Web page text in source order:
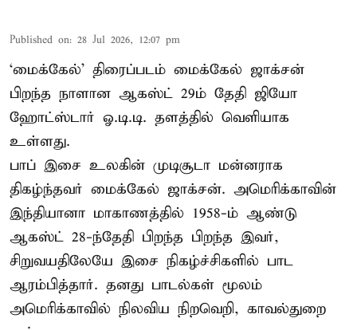
Published on: 28 Jul 2026, 12:07 pm
‘மைக்கேல்’ திரைப்படம் மைக்கேல் ஜாக்சன்
பிறந்த நாளான ஆகஸ்ட் 29ம் தேதி ஜியோ
ஹோட்ஸ்டார் ஓ.டி.டி. தளத்தில் வெளியாக
உள்ளது.
பாப் இசை உலகின் முடிசூடா மன்னராக
திகழ்ந்தவர் மைக்கேல் ஜாக்சன். அமெரிக்காவின்
இந்தியானா மாகாணத்தில் 1958-ம் ஆண்டு
ஆகஸ்ட் 28-ந்தேதி பிறந்த பிறந்த இவர்,
சிறுவயதிலேயே இசை நிகழ்ச்சிகளில் பாட
ஆரம்பித்தார். தனது பாடல்கள் மூலம்
அமெரிக்காவில் நிலவிய நிறவெறி, காவல்துறை